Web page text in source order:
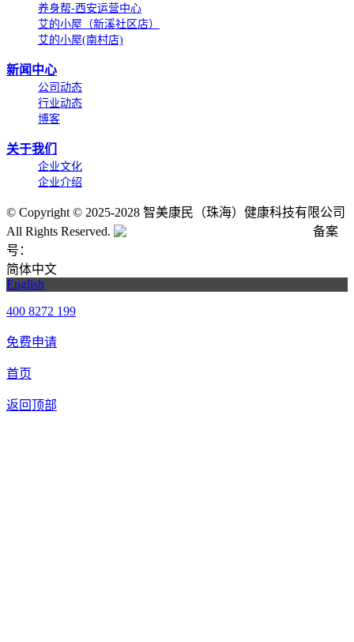
养身帮-西安运营中心
艾的小屋（新溪社区店）
艾的小屋(南村店)
新闻中心
公司动态
行业动态
博客
关于我们
企业文化
企业介绍
© Copyright © 2025-2028 智美康民（珠海）健康科技有限公司
All Rights Reserved.
备案
号：
简体中文
English
400 8272 199
免费申请
首页
返回顶部